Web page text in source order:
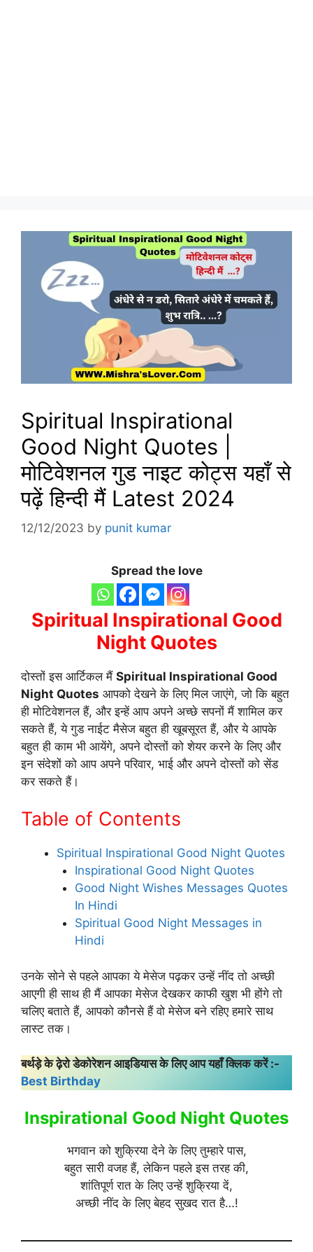
Spiritual Inspirational
Good Night Quotes |
मोटिवेशनल गुड नाइट कोट्स यहाँ से
पढ़ें हिन्दी मैं Latest 2024
12/12/2023 by punit kumar
Spread the love
Spiritual Inspirational Good
Night Quotes
दोस्तों इस आर्टिकल मैं Spiritual Inspirational Good
Night Quotes आपको देखने के लिए मिल जाएंगे, जो कि बहुत
ही मोटिवेशनल हैं, और इन्हें आप अपने अच्छे सपनों मैं शामिल कर
सकते हैं, ये गुड नाईट मैसेज बहुत ही खूबसूरत हैं, और ये आपके
बहुत ही काम भी आयेंगे, अपने दोस्तों को शेयर करने के लिए और
इन संदेशों को आप अपने परिवार, भाई और अपने दोस्तों को सेंड
कर सकते हैं।
Table of Contents
Spiritual Inspirational Good Night Quotes
Inspirational Good Night Quotes
Good Night Wishes Messages Quotes
In Hindi
Spiritual Good Night Messages in
Hindi
उनके सोने से पहले आपका ये मेसेज पढ़कर उन्हें नींद तो अच्छी
आएगी ही साथ ही मैं आपका मेसेज देखकर काफी खुश भी होंगे तो
चलिए बताते हैं, आपको कौनसे हैं वो मेसेज बने रहिए हमारे साथ
लास्ट तक।
बर्थड़े के ढ़ेरो डेकोरेशन आइडियास के लिए आप यहाँ क्लिक करें :-
Best Birthday
Inspirational Good Night Quotes
भगवान को शुक्रिया देने के लिए तुम्हारे पास,
बहुत सारी वजह हैं, लेकिन पहले इस तरह की,
शांतिपूर्ण रात के लिए उन्हें शुक्रिया दें,
अच्छी नींद के लिए बेहद सुखद रात है…!